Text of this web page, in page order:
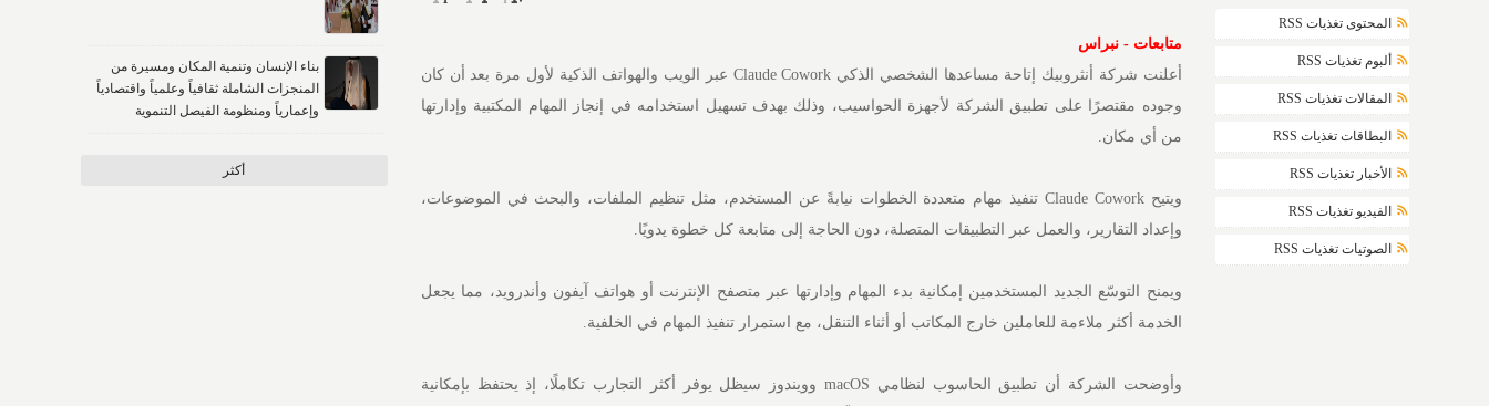
المحتوى تغذيات RSS
ألبوم تغذيات RSS
المقالات تغذيات RSS
البطاقات تغذيات RSS
الأخبار تغذيات RSS
الفيديو تغذيات RSS
الصوتيات تغذيات RSS
متابعات - نبراس
أعلنت شركة أنثروبيك إتاحة مساعدها الشخصي الذكي Claude Cowork عبر الويب والهواتف الذكية لأول مرة بعد أن كان
وجوده مقتصرًا على تطبيق الشركة لأجهزة الحواسيب، وذلك بهدف تسهيل استخدامه في إنجاز المهام المكتبية وإدارتها
من أي مكان.
ويتيح Claude Cowork تنفيذ مهام متعددة الخطوات نيابةً عن المستخدم، مثل تنظيم الملفات، والبحث في الموضوعات،
وإعداد التقارير، والعمل عبر التطبيقات المتصلة، دون الحاجة إلى متابعة كل خطوة يدويًا.
ويمنح التوسّع الجديد المستخدمين إمكانية بدء المهام وإدارتها عبر متصفح الإنترنت أو هواتف آيفون وأندرويد، مما يجعل
الخدمة أكثر ملاءمة للعاملين خارج المكاتب أو أثناء التنقل، مع استمرار تنفيذ المهام في الخلفية.
وأوضحت الشركة أن تطبيق الحاسوب لنظامي macOS وويندوز سيظل يوفر أكثر التجارب تكاملًا، إذ يحتفظ بإمكانية
بناء الإنسان وتنمية المكان ومسيرة من
المنجزات الشاملة ثقافياً وعلمياً واقتصادياً
وإعمارياً ومنظومة الفيصل التنموية
أكثر